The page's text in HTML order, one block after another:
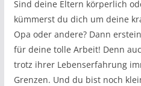
Sind deine Eltern körperlich
kümmerst du dich um deine
Opa oder andere? Dann
für deine tolle Arbeit! Denn
trotz ihrer Lebenserfahrung
Grenzen. Und du bist noch